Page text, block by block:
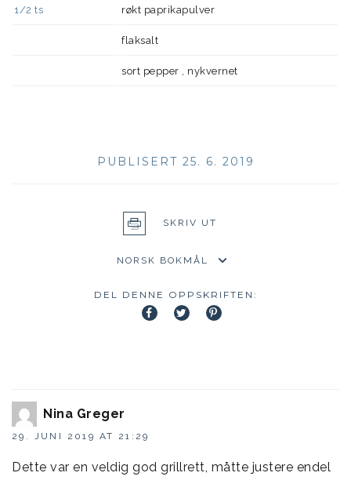
1/2 ts røkt paprikapulver
flaksalt
sort pepper , nykvernet
PUBLISERT 25. 6. 2019
SKRIV UT
DEL DENNE OPPSKRIFTEN:
Nina Greger
29. JUNI 2019 AT 21:29
Dette var en veldig god grillrett, måtte justere endel